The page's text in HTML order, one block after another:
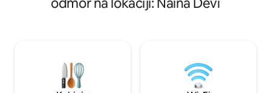
rekreativnim aktivnostima s namjenskim
kuhinja, upotpunjena udobnim
prostorom za objedovanje. Zakoračite
na vanjski prostor kako biste svjedočili
ekskluzivnoj
krevetu, ovo je
prirodi daleko od